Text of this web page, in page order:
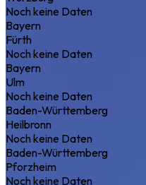
Noch keine Daten
Bayern
Fürth
Noch keine Daten
Bayern
Ulm
Noch keine Daten
Baden-Württemberg
Heilbronn
Noch keine Daten
Baden-Württemberg
Pforzheim
Noch keine Daten